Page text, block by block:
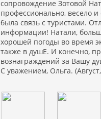
сопровождение Зотовой
профессионально, весело и
была связь с туристами.
информации! Натали,
хорошей погоды во время
также в душЕ. И конечно,
вознаграждений за Вашу
С уважением, Ольга.